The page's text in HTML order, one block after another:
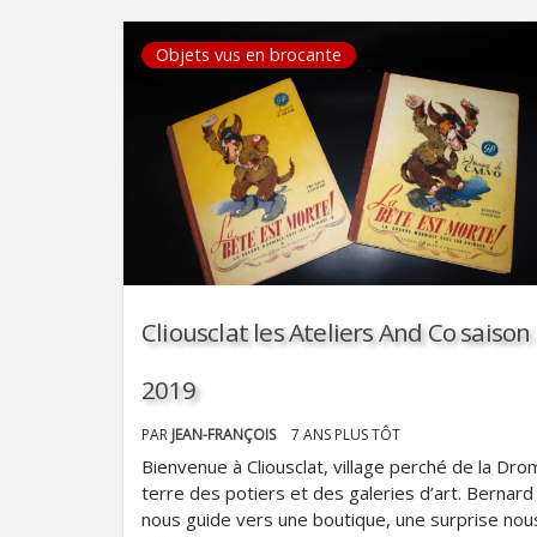
Objets vus en brocante
Cliousclat les Ateliers And Co saison
2019
PAR JEAN-FRANÇOIS 7 ANS PLUS TÔT
Bienvenue à Cliousclat, village perché de la
terre des potiers et des galeries d’art. Bernard
nous guide vers une boutique, une surprise